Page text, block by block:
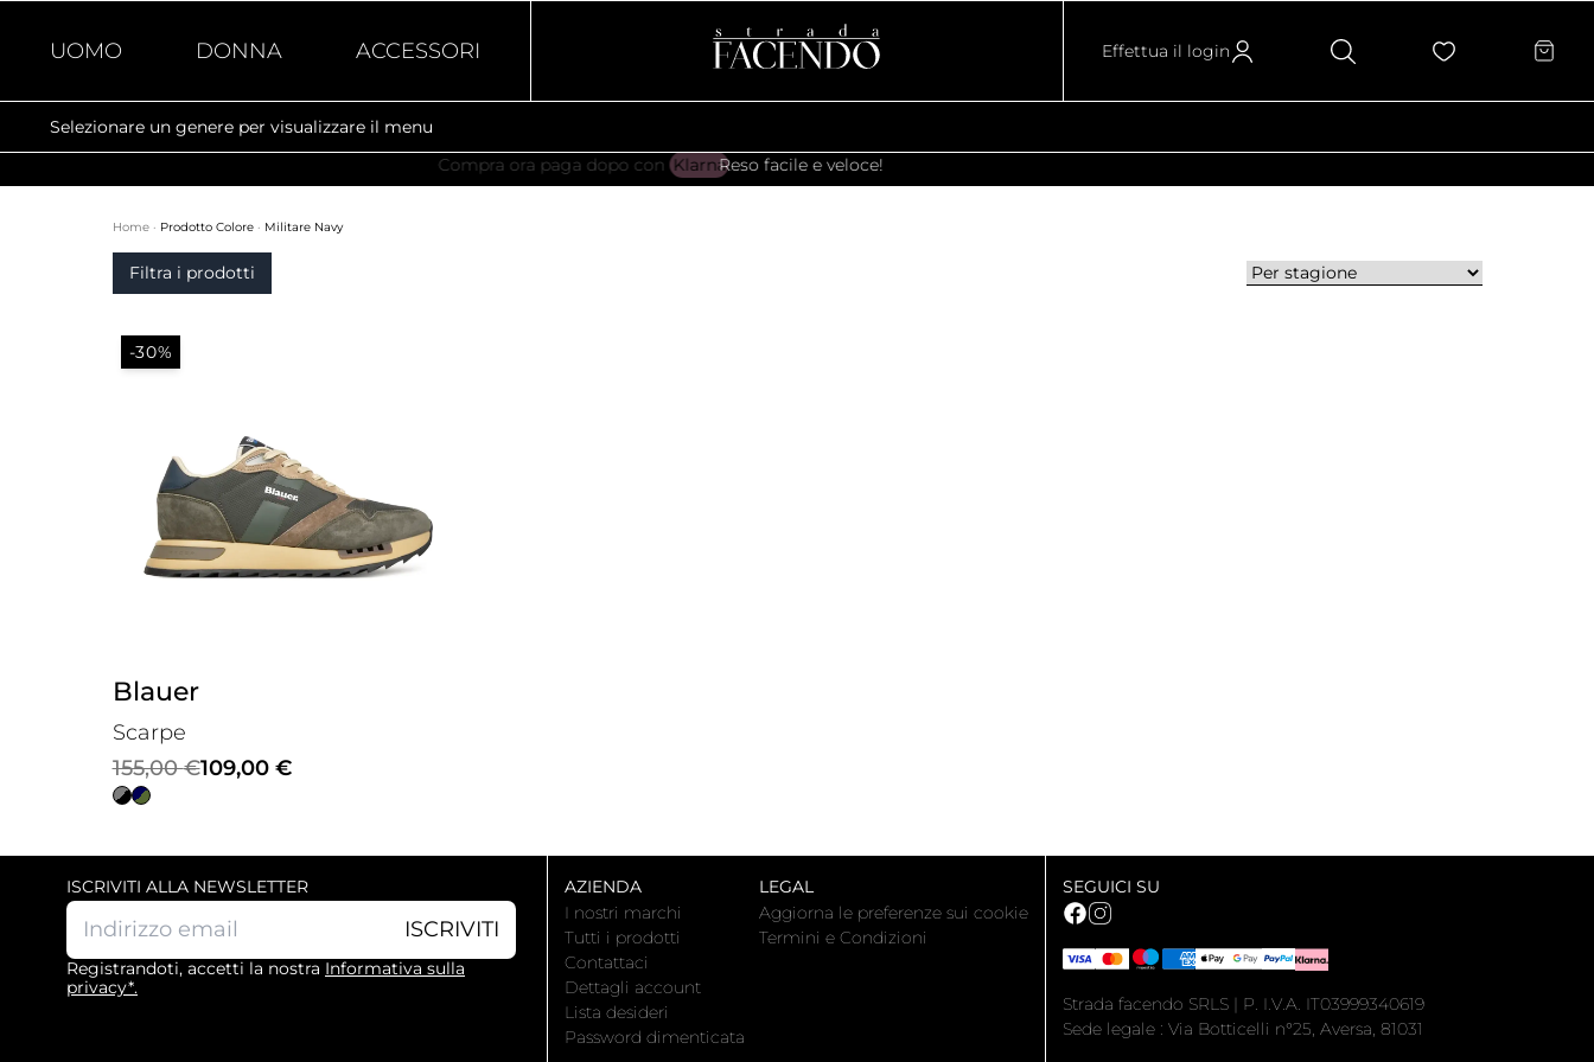
UOMO DONNA ACCESSORI Effettua il login
Selezionare un genere per visualizzare il menu
Reso facile e veloce!
Home · Prodotto Colore · Militare Navy
Filtra i prodotti
-30%
Blauer
Scarpe
155,00€
Il
prezzo
155,00 €.
109,00 €
Il
prezzo
109,00 €.
ISCRIVITI ALLA NEWSLETTER
ISCRIVITI
Registrandoti, accetti la nostra Informativa sulla
privacy*.
AZIENDA
I nostri marchi
Tutti i prodotti
Contattaci
Dettagli account
Lista desideri
Password dimenticata
LEGAL
Aggiorna le preferenze sui cookie
Termini e Condizioni
SEGUICI SU
Strada facendo SRLS | P. I.V.A. IT03999340619
Sede legale : Via Botticelli n°25, Aversa, 81031